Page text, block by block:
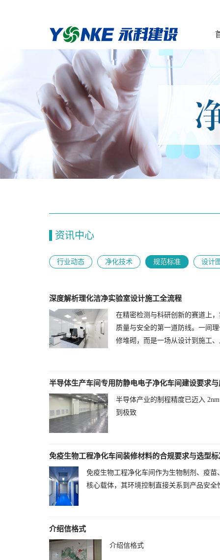
资讯中心
行业动态 净化技术 规范标准 设计
深度解析理化洁净实验室设计施工全流程
在精密检测与科研创新的赛道上
质量与安全的第一道防线。一间
修堆砌，而是一场从设计到施工
半导体生产车间专用防静电电子净化车间建设要求与
半导体产业的制程精度已迈入
到极致
免疫生物工程净化车间装修材料的合规要求与选型标
免疫生物工程净化车间作为生物制剂、疫
核心载体，其环境控制直接关系到产品安全
介绍信格式
介绍信格式